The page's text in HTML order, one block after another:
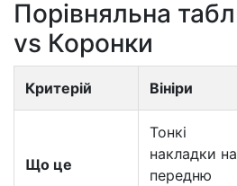
Порівняльна
vs Коронки
Критерій Вініри
Що це
Тонкі
накладки на
передню